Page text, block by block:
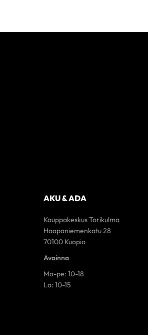
AKU & ADA
Kauppakeskus Torikulma
Haapaniemenkatu 28
70100 Kuopio
Avoinna
Ma-pe: 10-18
La: 10-15